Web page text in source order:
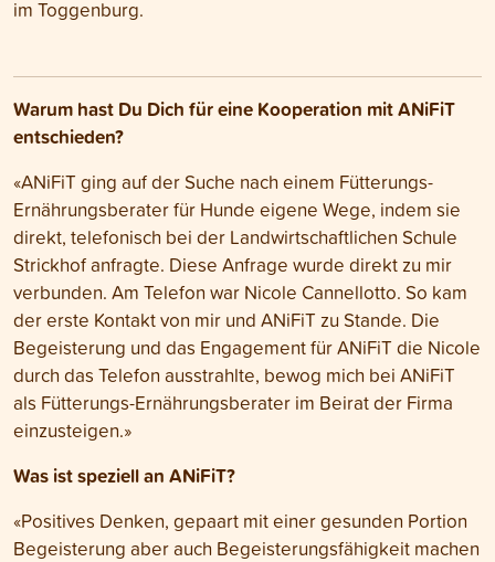
im Toggenburg.
Warum hast Du Dich für eine Kooperation mit ANiFiT
entschieden?
«ANiFiT ging auf der Suche nach einem Fütterungs-
Ernährungsberater für Hunde eigene Wege, indem sie
direkt, telefonisch bei der Landwirtschaftlichen Schule
Strickhof anfragte. Diese Anfrage wurde direkt zu mir
verbunden. Am Telefon war Nicole Cannellotto. So kam
der erste Kontakt von mir und ANiFiT zu Stande. Die
Begeisterung und das Engagement für ANiFiT die Nicole
durch das Telefon ausstrahlte, bewog mich bei ANiFiT
als Fütterungs-Ernährungsberater im Beirat der Firma
einzusteigen.»
Was ist speziell an ANiFiT?
«Positives Denken, gepaart mit einer gesunden Portion
Begeisterung aber auch Begeisterungsfähigkeit machen